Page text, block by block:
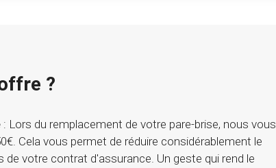
?
: Lors du remplacement de votre pare-brise, nous vous
Cela vous permet de réduire considérablement le
de votre contrat d'assurance. Un geste qui rend le